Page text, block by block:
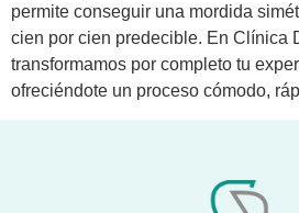
permite conseguir una mordida
cien por cien predecible. En Clínica
transformamos por completo tu
ofreciéndote un proceso cómodo,